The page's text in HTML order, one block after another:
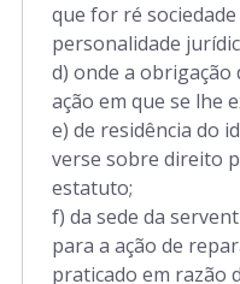
que for ré
personalidade
d) onde a obrigação
ação em que se lhe
e) de residência do
verse sobre direito
estatuto;
f) da sede da
para a ação de
praticado em razão